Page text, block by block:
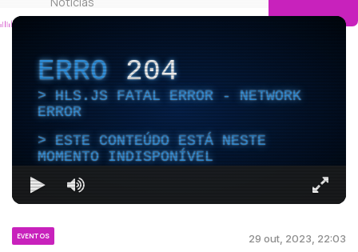
ERRO204
HLS.JS FATAL ERROR - NETWORK
ERROR
ESTE CONTEÚDO ESTÁ NESTE
MOMENTO INDISPONÍVEL
EVENTOS 29 out, 2023, 22:03